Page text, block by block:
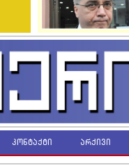
კონტაქტი არქივი